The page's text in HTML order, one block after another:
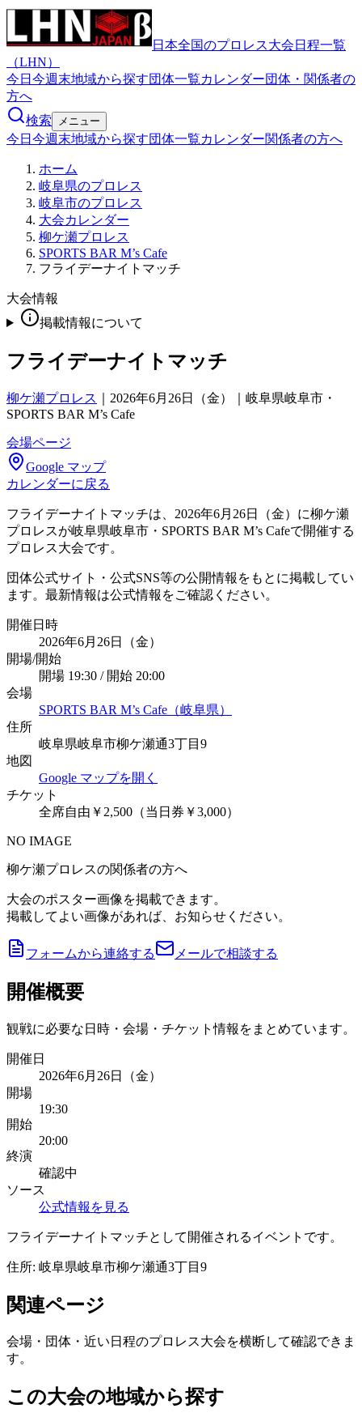
日本全国のプロレス大会日程一覧
（LHN）
今日 今週末地域から探す団体一覧カレンダー団体・関係者の
方へ
検索
メニュー
今日 今週末地域から探す団体一覧カレンダー関係者の方へ
ホーム
岐阜県のプロレス
岐阜市のプロレス
大会カレンダー
柳ケ瀬プロレス
SPORTS BAR M’s Cafe
フライデーナイトマッチ
大会情報
掲載情報について
フライデーナイトマッチ
柳ケ瀬プロレス
2026年6月26日（金）｜岐阜県岐阜市・
SPORTS BAR M’s Cafe
会場ページ
Google マップ
カレンダーに戻る
フライデーナイトマッチは、2026年6月26日（金）に柳ケ瀬
プロレスが岐阜県岐阜市・SPORTS BAR M’s Cafeで開催する
プロレス大会です。
団体公式サイト・公式SNS等の公開情報をもとに掲載してい
ます。最新情報は公式情報をご確認ください。
開催日時
2026年6月26日（金）
開場/開始
開場 19:30 / 開始 20:00
会場
SPORTS BAR M’s Cafe（岐阜県）
住所
岐阜県岐阜市柳ケ瀬通3丁目9
地図
Google マップを開く
チケット
全席自由￥2,500（当日券￥3,000）
NO IMAGE
柳ケ瀬プロレスの関係者の方へ
大会のポスター画像を掲載できます。
掲載してよい画像があれば、お知らせください。
フォームから連絡する メールで相談する
開催概要
観戦に必要な日時・会場・チケット情報をまとめています。
開催日
2026年6月26日（金）
開場
19:30
開始
20:00
終演
確認中
ソース
公式情報を見る
フライデーナイトマッチとして開催されるイベントです。
住所: 岐阜県岐阜市柳ケ瀬通3丁目9
関連ページ
会場・団体・近い日程のプロレス大会を横断して確認できま
す。
この大会の地域から探す